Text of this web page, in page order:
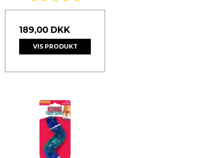
189,00 DKK
VIS PRODUKT